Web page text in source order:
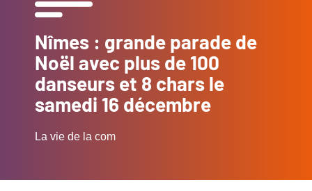
Nîmes : grande parade de
Noël avec plus de 100
danseurs et 8 chars le
samedi 16 décembre
La vie de la com